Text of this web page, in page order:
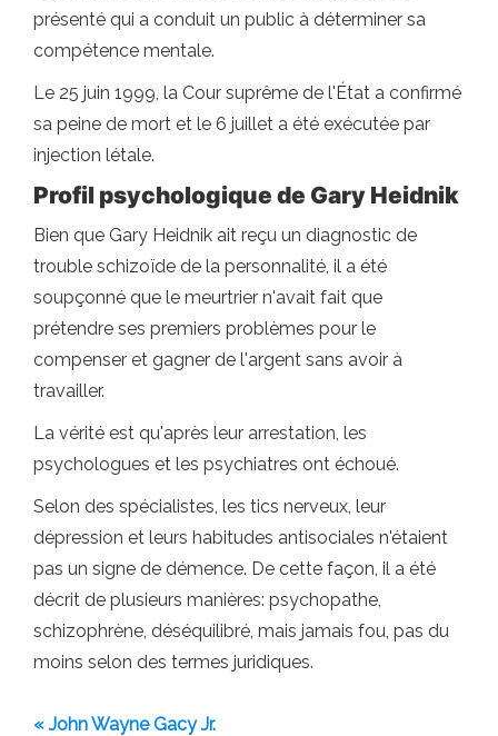
présenté qui a conduit un public à déterminer sa
compétence mentale.
Le 25 juin 1999, la Cour suprême de l'État a confirmé
sa peine de mort et le 6 juillet a été exécutée par
injection létale.
Profil psychologique de Gary Heidnik
Bien que Gary Heidnik ait reçu un diagnostic de
trouble schizoïde de la personnalité, il a été
soupçonné que le meurtrier n'avait fait que
prétendre ses premiers problèmes pour le
compenser et gagner de l'argent sans avoir à
travailler.
La vérité est qu'après leur arrestation, les
psychologues et les psychiatres ont échoué.
Selon des spécialistes, les tics nerveux, leur
dépression et leurs habitudes antisociales n'étaient
pas un signe de démence. De cette façon, il a été
décrit de plusieurs manières: psychopathe,
schizophrène, déséquilibré, mais jamais fou, pas du
moins selon des termes juridiques.
« John Wayne Gacy Jr.